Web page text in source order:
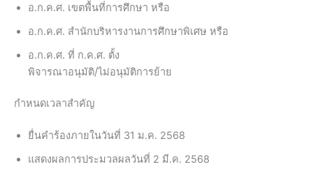
อ.ก.ค.ศ. เขตพื้นที่การศึกษา หรือ
อ.ก.ค.ศ. สำนักบริหารงานการศึกษาพิเศษ หรือ
อ.ก.ค.ศ. ที่ ก.ค.ศ. ตั้ง
พิจารณาอนุมัติ/ไม่อนุมัติการย้าย
กำหนดเวลาสำคัญ
ยื่นคำร้องภายในวันที่ 31 ม.ค. 2568
แสดงผลการประมวลผลวันที่ 2 มี.ค. 2568